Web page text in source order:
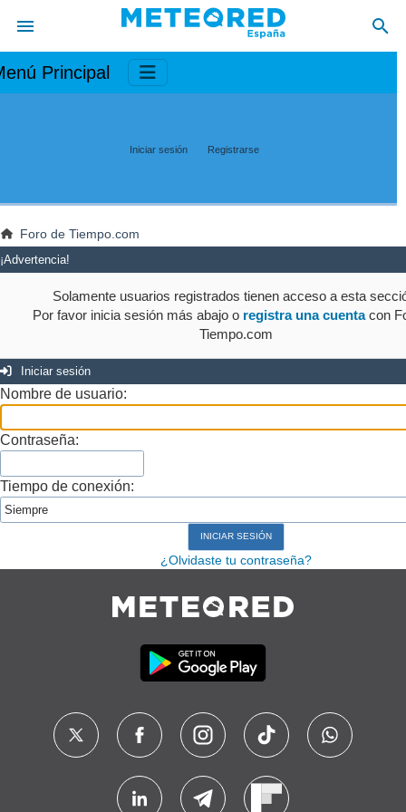
Principal
Iniciar sesión Registrarse
Foro de Tiempo.com
¡Advertencia!
Solamente usuarios registrados tienen acceso a esta
Por favor inicia sesión más abajo o registra una cuentacon
Tiempo.com
Iniciar sesión
Nombre de usuario:
Contraseña:
Tiempo de conexión:
¿Olvidaste tu contraseña?